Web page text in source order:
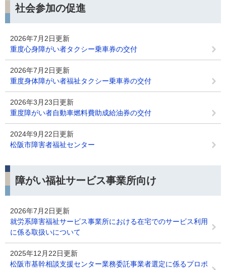
社会参加の促進
2026年7月2日更新
重度心身障がい者タクシー乗車券の交付
2026年7月2日更新
重度身体障がい者福祉タクシー乗車券の交付
2026年3月23日更新
重度障がい者自動車燃料費助成給油券の交付
2024年9月22日更新
松阪市障害者福祉センター
障がい福祉サービス事業所向け
2026年7月2日更新
就労系障害福祉サービス事業所における在宅でのサービス利用
に係る取扱いについて
2025年12月22日更新
松阪市基幹相談支援センター業務委託事業者選定に係るプロポ